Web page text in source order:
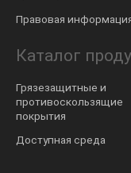
Правовая
Каталог
Грязезащитные и
противоскользящие
покрытия
Доступная среда